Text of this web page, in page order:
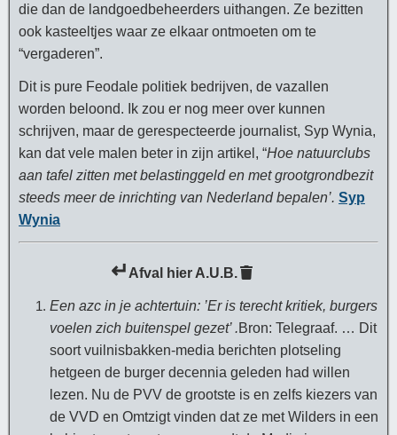
die dan de landgoedbeheerders uithangen. Ze bezitten
ook kasteeltjes waar ze elkaar ontmoeten om te
“vergaderen”.
Dit is pure Feodale politiek bedrijven, de vazallen
worden beloond. Ik zou er nog meer over kunnen
schrijven, maar de gerespecteerde journalist, Syp Wynia,
kan dat vele malen beter in zijn artikel, “Hoe natuurclubs
aan tafel zitten met belastinggeld en met grootgrondbezit
steeds meer de inrichting van Nederland bepalen’. Syp
Wynia
↵ Afval hier A.U.B.
Een azc in je achtertuin: ’Er is terecht kritiek, burgers
voelen zich buitenspel gezet’ .Bron: Telegraaf. … Dit
soort vuilnisbakken-media berichten plotseling
hetgeen de burger decennia geleden had willen
lezen. Nu de PVV de grootste is en zelfs kiezers van
de VVD en Omtzigt vinden dat ze met Wilders in een